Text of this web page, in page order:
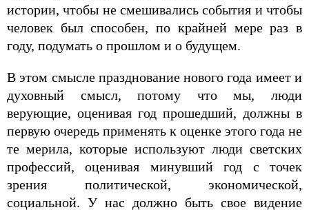
истории, чтобы не смешивались события и чтобы
человек был способен, по крайней мере раз в
году, подумать о прошлом и о будущем.
В этом смысле празднование нового года имеет и
духовный смысл, потому что мы, люди
верующие, оценивая год прошедший, должны в
первую очередь применять к оценке этого года не
те мерила, которые используют люди светских
профессий, оценивая минувший год с точек
зрения политической, экономической,
социальной. У нас должно быть свое видение